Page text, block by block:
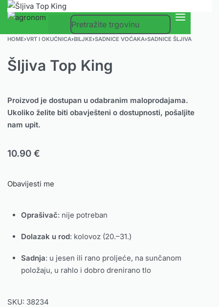
HOME›VRT I OKUĆNICA›BILJKE›SADNICE VOĆAKA›SADNICE ŠLJIVA
Šljiva Top King
Proizvod je dostupan u odabranim maloprodajama.
Ukoliko želite biti obavješteni o dostupnosti, pošaljite
nam upit.
10.90 €
Obavijesti me
Oprašivač: nije potreban
Dolazak u rod: kolovoz (20.–31.)
Sadnja: u jesen ili rano proljeće, na sunčanom
položaju, u rahlo i dobro drenirano tlo
SKU: 38234